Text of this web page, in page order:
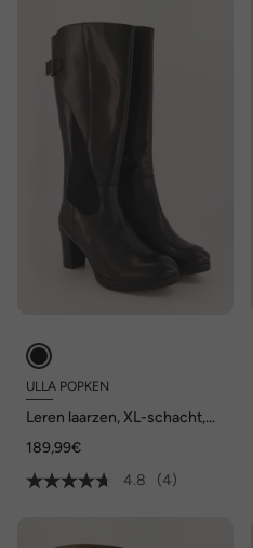
ULLA POPKEN
Leren laarzen, XL-schacht,
nappaleer, wijdte H
189,99€
4.8
(4)